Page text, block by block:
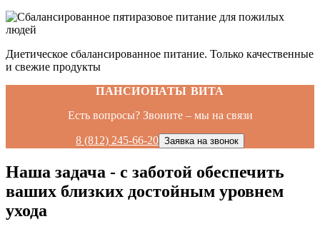
Диетическое сбалансированное питание. Только качественные
и свежие продукты
ПАНСИОНАТЫ ВИТА
Есть вопросы? Звоните – мы на связи
8 (812) 245-66-20 Заявка на звонок
Наша задача - с заботой обеспечить
ваших близких достойным уровнем
ухода